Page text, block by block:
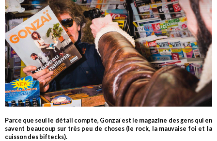
Parce que seul le détail compte, Gonzaï est le magazine des gens qui en
savent beaucoup sur très peu de choses (le rock, la mauvaise foi et la
cuisson des biftecks).